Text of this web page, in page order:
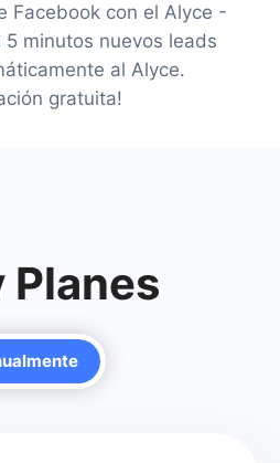
Facebook con el Alyce -
5 minutos nuevos leads
al Alyce.
gratuita!
Planes